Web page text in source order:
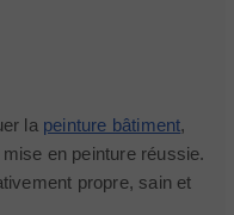
la peinture bâtiment,
en peinture réussie.
propre, sain et